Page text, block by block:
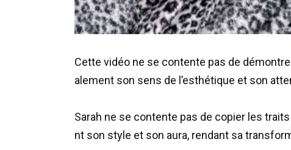
Cette vidéo ne se contente pas de
alement son sens de l’esthétique et son
Sarah ne se contente pas de copier les traits
nt son style et son aura, rendant sa